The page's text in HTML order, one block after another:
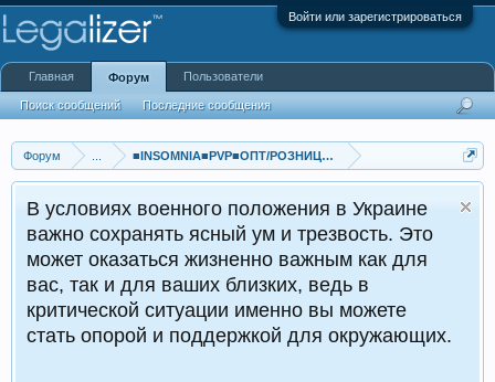
Войти или зарегистрироваться
Форум ■INSOMNIA■PVP■ОПТ/РОЗНИЦА■КАЧЕСТВО■МОЛДОВА■
В условиях военного положения в Украине
важно сохранять ясный ум и трезвость. Это
может оказаться жизненно важным как для
вас, так и для ваших близких, ведь в
критической ситуации именно вы можете
стать опорой и поддержкой для окружающих.
Главная Форум
Поиск сообщений Последние сообщения
Пользователи